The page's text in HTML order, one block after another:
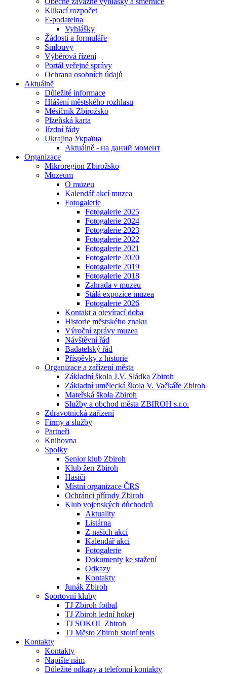
Klikací rozpočet
E-podatelna
Vyhlášky
Žádosti a formuláře
Smlouvy
Výběrová řízení
Portál veřejné správy
Ochrana osobních údajů
Aktuálně
Důležité informace
Hlášení městského rozhlasu
Měsíčník Zbirožsko
Plzeňská karta
Jízdní řády
Ukrajina Україна
Aktuálně - на даний момент
Organizace
Mikroregion Zbirožsko
Muzeum
O muzeu
Kalendář akcí muzea
Fotogalerie
Fotogalerie 2025
Fotogalerie 2024
Fotogalerie 2023
Fotogalerie 2022
Fotogalerie 2021
Fotogalerie 2020
Fotogalerie 2019
Fotogalerie 2018
Zahrada v muzeu
Stálá expozice muzea
Fotogalerie 2026
Kontakt a otevírací doba
Historie městského znaku
Výroční zprávy muzea
Návštěvní řád
Badatelský řád
Příspěvky z historie
Organizace a zařízení města
Základní škola J.V. Sládka Zbiroh
Základní umělecká škola V. Vačkáře Zbiroh
Mateřská škola Zbiroh
Služby a obchod města ZBIROH s.r.o.
Zdravotnická zařízení
Firmy a služby
Partneři
Knihovna
Spolky
Senior klub Zbiroh
Klub žen Zbiroh
Hasiči
Místní organizace ČRS
Ochránci přírody Zbiroh
Klub vojenských důchodců
Aktuality
Listárna
Z našich akcí
Kalendář akcí
Fotogalerie
Dokumenty ke stažení
Odkazy
Kontakty
Junák Zbiroh
Sportovní kluby
TJ Zbiroh fotbal
TJ Zbiroh lední hokej
TJ SOKOL Zbiroh
TJ Město Zbiroh stolní tenis
Kontakty
Kontakty
Napište nám
Důležité odkazy a telefonní kontakty